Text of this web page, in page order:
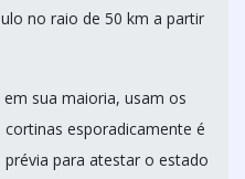
no raio de 50 km a partir
sua maioria, usam os
esporadicamente é
para atestar o estado